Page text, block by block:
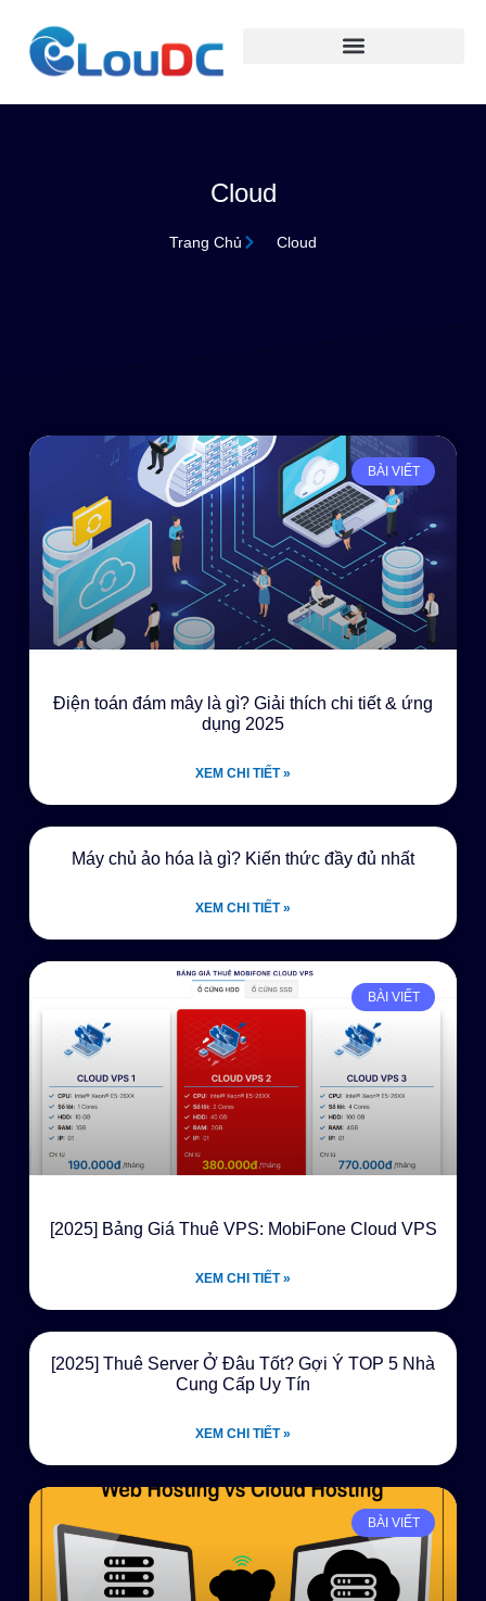
Cloud
Trang Chủ Cloud
BÀI VIẾT
Điện toán đám mây là gì? Giải thích chi tiết & ứng
dụng 2025
XEM CHI TIẾT »
Máy chủ ảo hóa là gì? Kiến thức đầy đủ nhất
XEM CHI TIẾT »
BÀI VIẾT
[2025] Bảng Giá Thuê VPS: MobiFone Cloud VPS
XEM CHI TIẾT »
[2025] Thuê Server Ở Đâu Tốt? Gợi Ý TOP 5 Nhà
Cung Cấp Uy Tín
XEM CHI TIẾT »
BÀI VIẾT